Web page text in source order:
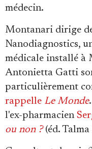
médecin.
Montanari dirige
Nanodiagnostics,
médicale installé à
Antonietta Gatti
particulièrement
rappelle Le Monde
l'ex-pharmacien
ou non ?(éd. Talma